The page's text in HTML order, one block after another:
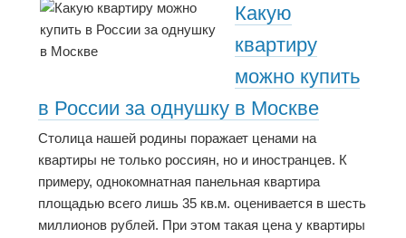
Какую
квартиру
можно купить
в России за однушку в Москве
Столица нашей родины поражает ценами на
квартиры не только россиян, но и иностранцев. К
примеру, однокомнатная панельная квартира
площадью всего лишь 35 кв.м. оценивается в шесть
миллионов рублей. При этом такая цена у квартиры